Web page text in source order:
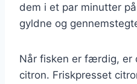
dem i et par minutter
gyldne og
Når fisken er færdig,
citron. Friskpresset